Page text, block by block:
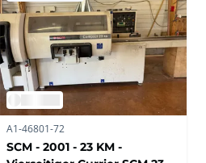
A1-46801-72
SCM - 2001 - 23 KM -